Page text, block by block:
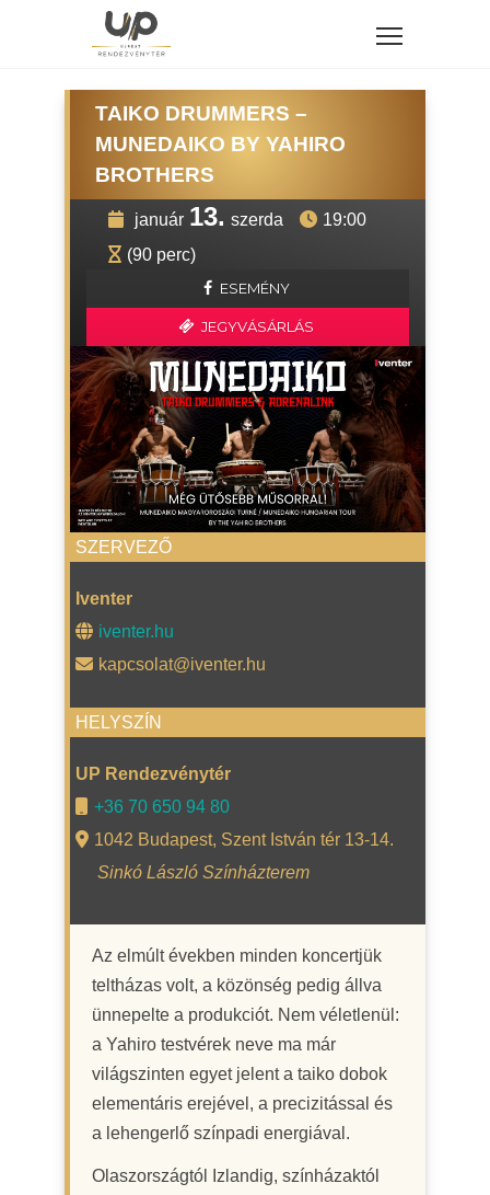
TAIKO DRUMMERS –
MUNEDAIKO BY YAHIRO
BROTHERS
január 13. szerda
19:00
(90 perc)
ESEMÉNY
JEGYVÁSÁRLÁS
SZERVEZŐ
Iventer
iventer.hu
kapcsolat@iventer.hu
HELYSZÍN
UP Rendezvénytér
+36 70 650 94 80
1042 Budapest, Szent István tér 13-14.
Sinkó László Színházterem
Az elmúlt években minden koncertjük
teltházas volt, a közönség pedig állva
ünnepelte a produkciót. Nem véletlenül:
a Yahiro testvérek neve ma már
világszinten egyet jelent a taiko dobok
elementáris erejével, a precizitással és
a lehengerlő színpadi energiával.
Olaszországtól Izlandig, színházaktól